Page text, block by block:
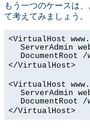
もう一つのケースは
て考えてみましょう。
<VirtualHost
ServerAdmin
DocumentRoot /
</VirtualHost>
<VirtualHost
ServerAdmin
DocumentRoot /
</VirtualHost>